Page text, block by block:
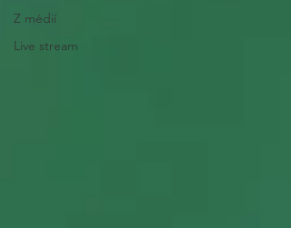
Z médií
Live stream